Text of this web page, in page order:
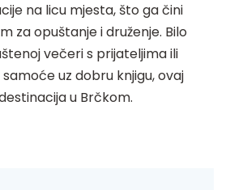
na licu mjesta, što ga čini
za opuštanje i druženje. Bilo
večeri s prijateljima ili
uz dobru knjigu, ovaj
u Brčkom.